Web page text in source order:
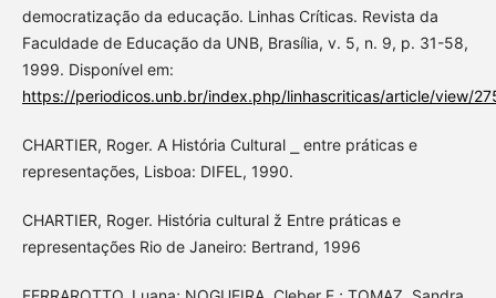
democratização da educação. Linhas Críticas. Revista da
Faculdade de Educação da UNB, Brasília, v. 5, n. 9, p. 31-58,
1999. Disponível em:
https://periodicos.unb.br/index.php/linhascriticas/article/view/
CHARTIER, Roger. A História Cultural ⎯ entre práticas e
representações, Lisboa: DIFEL, 1990.
CHARTIER, Roger. História cultural ž Entre práticas e
representações Rio de Janeiro: Bertrand, 1996